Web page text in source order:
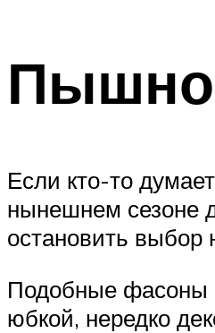
Если кто-то
нынешнем сезоне
остановить выбор
Подобные фасоны
юбкой, нередко